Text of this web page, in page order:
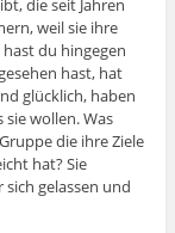
die seit Jahren
weil sie ihre
du hingegen
hast, hat
glücklich, haben
wollen. Was
die ihre Ziele
hat? Sie
gelassen und